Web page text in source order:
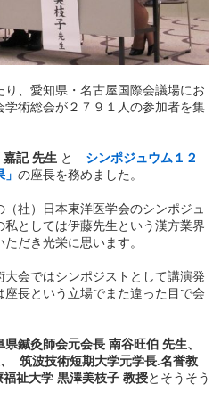
り、愛知県・名古屋国際会議場にお
術総会が２７９１人の参加者を集
記 先生 と シンポジュウム１２
の座長を務めました。
社）日本東洋医学会のシンポジュ
としては伊藤先生という漢方業界
だき光栄に思います。
会ではシンポジストとして講演発
長という立場でまた違った目で会
県鍼灸師会元会長 南谷旺伯 先生、
筑波技術短期大学元学長.名誉教
祉大学 黒澤美枝子 教授とそうそう